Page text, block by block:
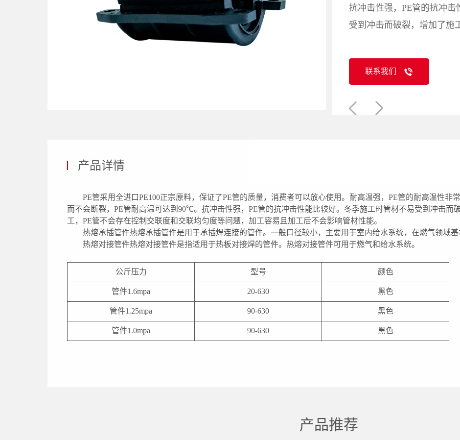
抗冲击性强，PE管的抗冲
受到冲击而破裂，增加了施
联系我们
产品详情
PE管采用全进口PE100正宗原料，保证了PE管的质量，消费者可以放心使用。耐高温强，PE管的耐高温性非
而不会断裂，PE管耐高温可达到90℃。抗冲击性强，PE管的抗冲击性能比较好。冬季施工时管材不易受到冲击而
工，PE管不会存在控制交联度和交联均匀度等问题，加工容易且加工后不会影响管材性能。
热熔承插管件热熔承插管件是用于承插焊连接的管件。一般口径较小，主要用于室内给水系统，在燃气领域基
热熔对接管件热熔对接管件是指适用于热板对接焊的管件。热熔对接管件可用于燃气和给水系统。
公斤压力 型号 颜色
管件1.6mpa 20-630 黑色
管件1.25mpa 90-630 黑色
管件1.0mpa 90-630 黑色
产品推荐